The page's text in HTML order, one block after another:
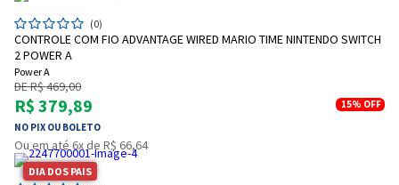
(0)
CONTROLE COM FIO ADVANTAGE WIRED MARIO TIME NINTENDO SWITCH
2 POWER A
Power A
DE R$ 469,00
R$ 379,89
NO PIX OU BOLETO
15% OFF
Ou em até 6x de R$ 66,64
DIA DOS PAIS